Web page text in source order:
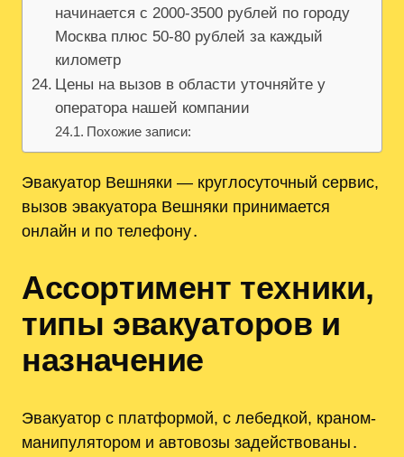
начинается с 2000-3500 рублей по городу
Москва плюс 50-80 рублей за каждый
километр
Цены на вызов в области уточняйте у
оператора нашей компании
Похожие записи:
Эвакуатор Вешняки — круглосуточный сервис,
вызов эвакуатора Вешняки принимается
онлайн и по телефону․
Ассортимент техники,
типы эвакуаторов и
назначение
Эвакуатор с платформой, с лебедкой, краном-
манипулятором и автовозы задействованы․